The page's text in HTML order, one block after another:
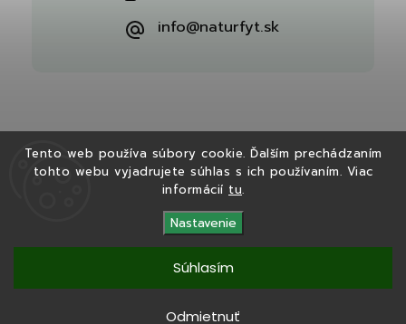
Tento web používa súbory cookie. Ďalším prechádzaním
tohto webu vyjadrujete súhlas s ich používaním. Viac
informácií tu.
Nastavenie
Odmietnuť
Súhlasím
info@naturfyt.sk
Copyright 2026Naturfyt.sk. Všetky práva vyhradené.
| Design